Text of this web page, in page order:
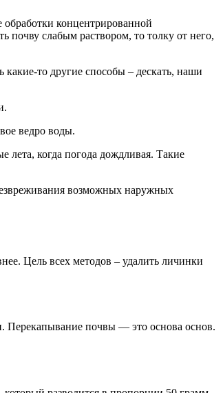
концентрированной
почву слабым раствором, то толку от него,
то другие способы – дескать, наши
ведро воды.
лета, когда погода дождливая. Такие
возможных наружных
Цель всех методов – удалить личинки
Перекапывание почвы — это основа основ.